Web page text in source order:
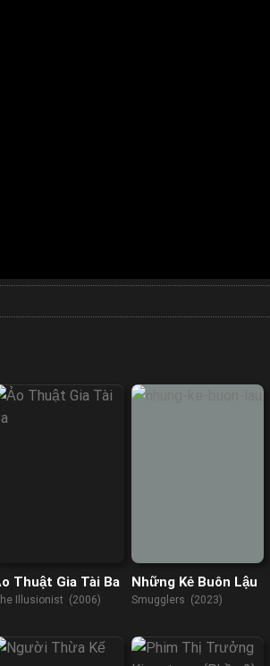
Thuật Gia Tài Ba
Illusionist (2006)
Những Kẻ Buôn Lậu
Smugglers (2023)